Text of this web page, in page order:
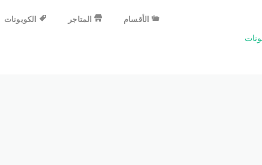
الكوبونات المتاجر الأقسام